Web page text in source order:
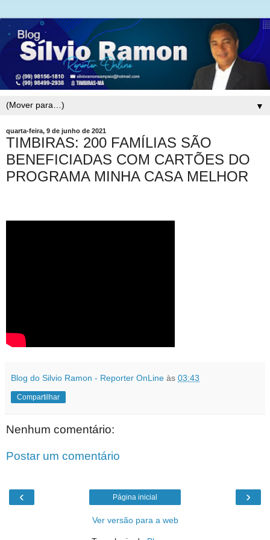
▼
quarta-feira, 9 de junho de 2021
TIMBIRAS: 200 FAMÍLIAS SÃO
BENEFICIADAS COM CARTÕES DO
PROGRAMA MINHA CASA MELHOR
Blog do Silvio Ramon - Reporter OnLine às 03:43
Compartilhar
Nenhum comentário:
Postar um comentário
‹ ›
Página inicial
Ver versão para a web